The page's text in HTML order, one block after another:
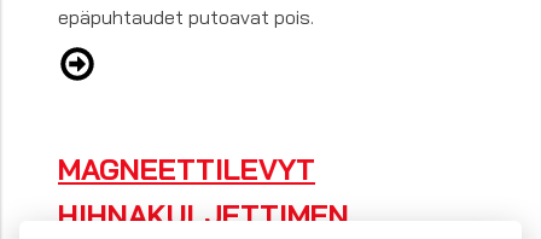
epäpuhtaudet putoavat pois.
MAGNEETTILEVYT
HIHNAKULJETTIMEN